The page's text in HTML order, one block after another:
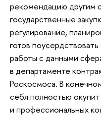
рекомендацию другим
государственные
регулирование,
готов
работы с данными
в департаменте
Роскосмоса. В
себя полностью окупит
и профессиональных